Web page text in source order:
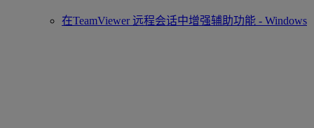
在TeamViewer 远程会话中增强辅助功能 - Windows